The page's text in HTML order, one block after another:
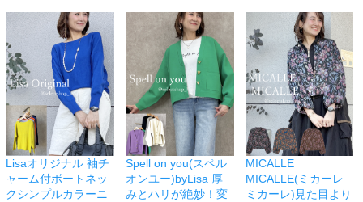
Lisaオリジナル 袖チ
ャーム付ボートネッ
クシンプルカラーニ
Spell on you(スペル
オンユー)byLisa 厚
みとハリが絶妙！変
MICALLE
MICALLE(ミカーレ
ミカーレ)見た目より